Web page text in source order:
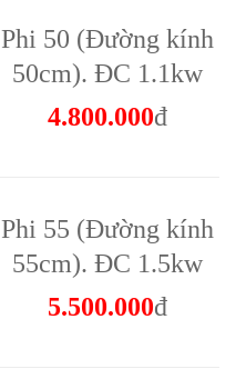
Phi 50 (Đường kính
50cm). ĐC 1.1kw
4.800.000đ
Phi 55 (Đường kính
55cm). ĐC 1.5kw
5.500.000đ